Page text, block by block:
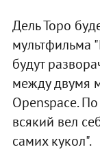
Дель Торо
мультфильма
будут
между двумя
Оpenspace.
всякий вел
самих кукол".